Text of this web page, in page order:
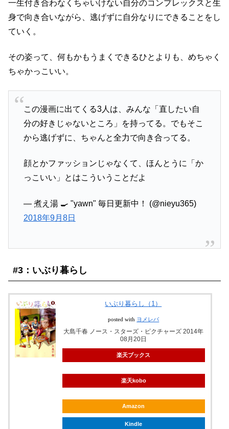
一生付き合わなくちゃいけない自分のコンプレックスと生
身で向き合いながら、逃げずに自分なりにできることをし
ていく。
その姿って、何もかもうまくできるひとよりも、めちゃく
ちゃかっこいい。
この漫画に出てくる3人は、みんな「直したい自
分の好きじゃないところ」を持ってる。でもそこ
から逃げずに、ちゃんと全力で向き合ってる。
顔とかファッションじゃなくて、ほんとうに「か
っこいい」とはこういうことだよ
— 煮え湯 🍳 "yawn" 毎日更新中！ (@nieyu365)
2018年9月8日
#3：いぶり暮らし
いぶり暮らし（1）
posted with ヨメレバ
大島千春 ノース・スターズ・ピクチャーズ 2014年
08月20日
楽天ブックス
楽天kobo
Amazon
Kindle